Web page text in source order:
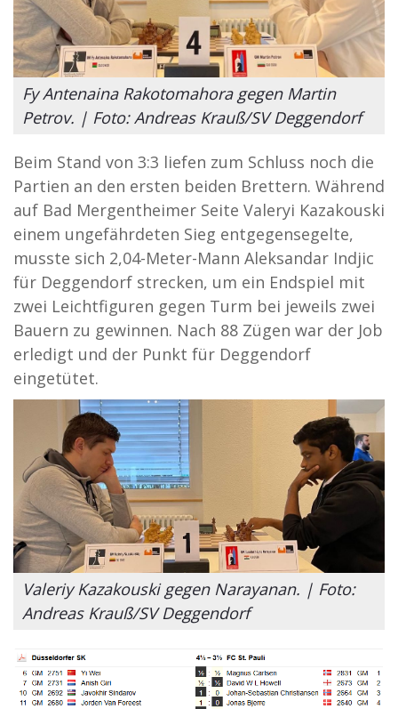
Fy Antenaina Rakotomahora gegen Martin
Petrov. | Foto: Andreas Krauß/SV Deggendorf
Beim Stand von 3:3 liefen zum Schluss noch die
Partien an den ersten beiden Brettern. Während
auf Bad Mergentheimer Seite Valeryi Kazakouski
einem ungefährdeten Sieg entgegensegelte,
musste sich 2,04-Meter-Mann Aleksandar Indjic
für Deggendorf strecken, um ein Endspiel mit
zwei Leichtfiguren gegen Turm bei jeweils zwei
Bauern zu gewinnen. Nach 88 Zügen war der Job
erledigt und der Punkt für Deggendorf
eingetütet.
Valeriy Kazakouski gegen Narayanan. | Foto:
Andreas Krauß/SV Deggendorf